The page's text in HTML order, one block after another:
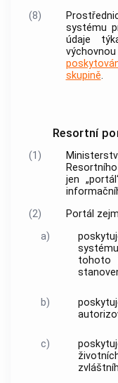
(8)
systému
údaje
skupině.
Resortní
(1)
jen
(2)
Portál
a)
tohoto
b)
c)